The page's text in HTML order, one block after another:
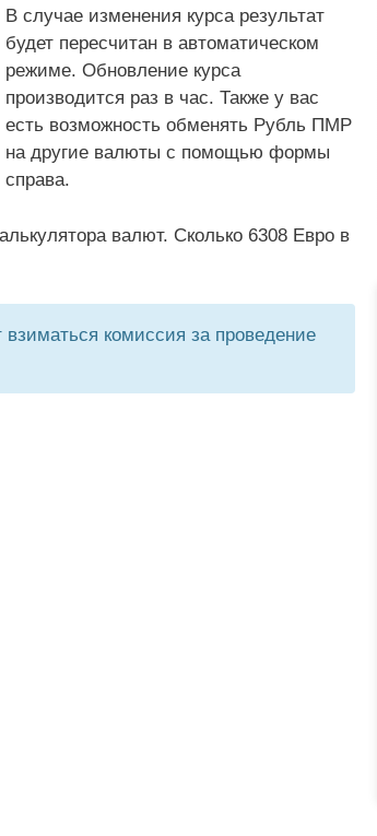
В случае изменения курса результат
будет пересчитан в автоматическом
режиме. Обновление курса
производится раз в час. Также у вас
есть возможность обменять Рубль ПМР
на другие валюты с помощью формы
справа.
валют. Сколько 6308 Евро в
комиссия за проведение